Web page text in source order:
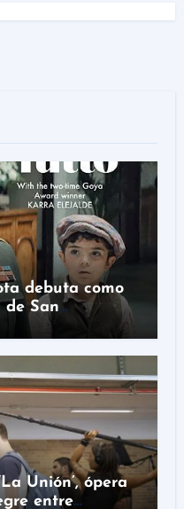
debuta como
de San
Unión’, ópera
entre